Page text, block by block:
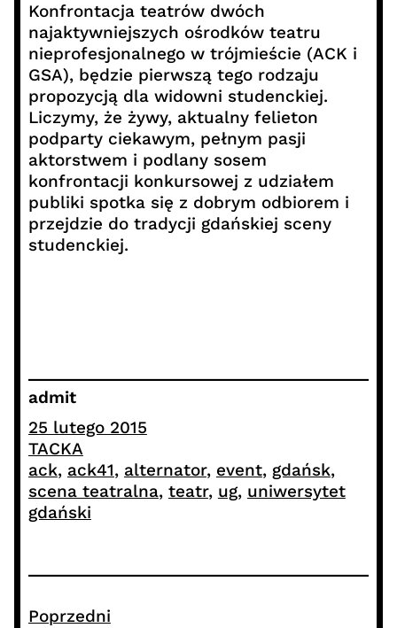
Konfrontacja teatrów dwóch
najaktywniejszych ośrodków teatru
nieprofesjonalnego w trójmieście (ACK i
GSA), będzie pierwszą tego rodzaju
propozycją dla widowni studenckiej.
Liczymy, że żywy, aktualny felieton
podparty ciekawym, pełnym pasji
aktorstwem i podlany sosem
konfrontacji konkursowej z udziałem
publiki spotka się z dobrym odbiorem i
przejdzie do tradycji gdańskiej sceny
studenckiej.
admit
25 lutego 2015
TACKA
ack, ack41, alternator, event, gdańsk ,
scena teatralna, teatr, ug, uniwersytet
gdański
Poprzedni